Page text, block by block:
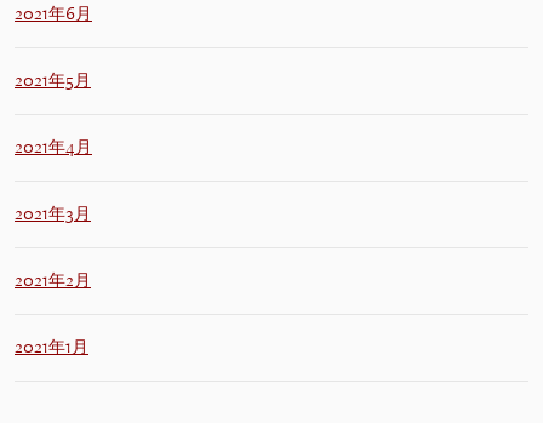
2021年6月
2021年5月
2021年4月
2021年3月
2021年2月
2021年1月